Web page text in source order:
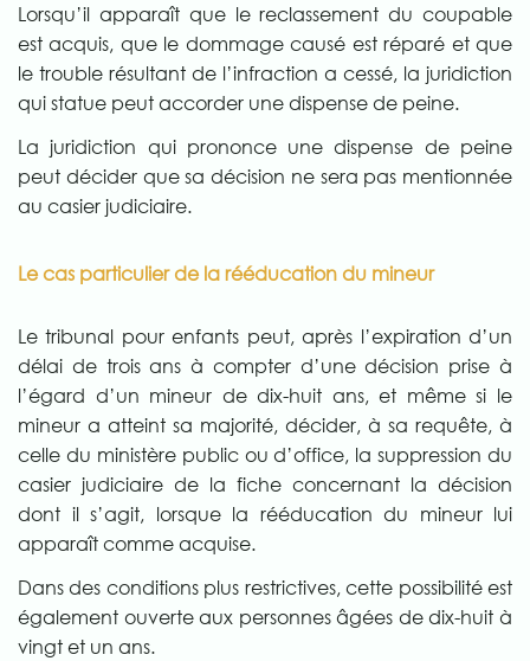
Lorsqu’il apparaît que le reclassement du coupable
est acquis, que le dommage causé est réparé et que
le trouble résultant de l’infraction a cessé, la juridiction
qui statue peut accorder une dispense de peine.
La juridiction qui prononce une dispense de peine
peut décider que sa décision ne sera pas mentionnée
au casier judiciaire.
Le cas particulier de la rééducation du mineur
Le tribunal pour enfants peut, après l’expiration d’un
délai de trois ans à compter d’une décision prise à
l’égard d’un mineur de dix-huit ans, et même si le
mineur a atteint sa majorité, décider, à sa requête, à
celle du ministère public ou d’office, la suppression du
casier judiciaire de la fiche concernant la décision
dont il s’agit, lorsque la rééducation du mineur lui
apparaît comme acquise.
Dans des conditions plus restrictives, cette possibilité est
également ouverte aux personnes âgées de dix-huit à
vingt et un ans.